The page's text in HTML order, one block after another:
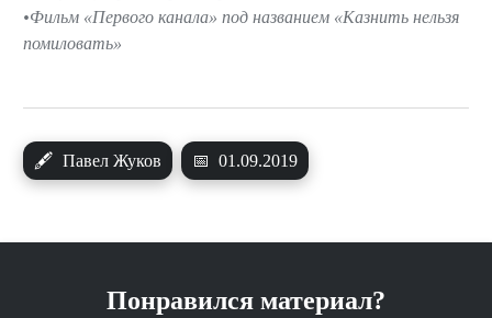
🖋 Павел Жуков 📅 01.09.2019
Фильм «Первого канала» под названием «Казнить нельзя
помиловать»
Понравился материал?